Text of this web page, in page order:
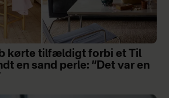
kørte tilfældigt forbi et Til
en sand perle: ”Det var en